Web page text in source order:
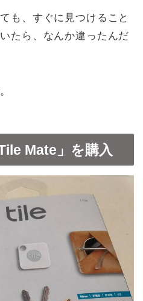
も、すぐに見つけること
たら、なんか違ったんだ
Mate」を購入